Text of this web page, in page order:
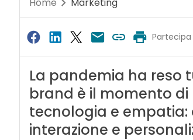
La pandemia ha reso
brand è il momento di
tecnologia e empatia:
interazione e